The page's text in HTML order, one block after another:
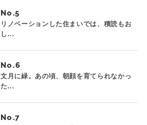
No.
リノベーションした住まいでは、積読もお
し...
No.
文月に緑。あの頃、朝顔を育てられなかっ
た...
No.